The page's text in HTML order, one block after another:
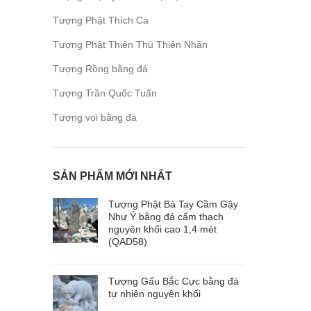
Tượng Phật Thích Ca
Tượng Phật Thiên Thủ Thiên Nhãn
Tượng Rồng bằng đá
Tượng Trần Quốc Tuấn
Tượng voi bằng đá
SẢN PHẨM MỚI NHẤT
Tượng Phật Bà Tay Cầm Gậy
Như Ý bằng đá cẩm thạch
nguyên khối cao 1,4 mét
(QAD58)
Tượng Gấu Bắc Cực bằng đá
tự nhiên nguyên khối